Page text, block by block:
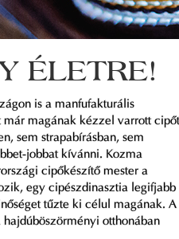
ÉLETRE!
is a manfufakturális
magának kézzel varrott
sem strapabírásban, sem
jobbat kívánni. Kozma
cipőkészítő mester a
egy cipészdinasztia legifjabb
tűzte ki célul magának. A
otthonában